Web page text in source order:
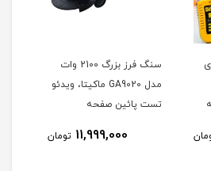
سنگ فرز بزرگ 2100 وات
مدل GA9020 ماکیتا، ویدئو
تست پائین صفحه
11,999,000 تومان